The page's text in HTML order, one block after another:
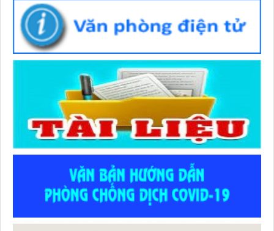
Số :1982 /QĐ-BYT
Tên :QUYẾT ĐỊNH Ban hành “Hướng dẫn chuyên môn các
biện pháp thực hiện dinh dưỡng trong phòng bệnh”
Thời gian đăng: 07/07/2026
lượt xem: 259 | lượt tải:81
1983 /QĐ-BYT
QUYẾT ĐỊNH Ban hành “Hướng dẫn kiểm soát yếu tố
nguy cơ, người có yếu tố nguy cơ, người mắc bệnh không lây
nhiễm tại cộng đồng”
Thời gian đăng: 07/07/2026
lượt xem: 268 | lượt tải:101
2710 / QĐ-UBND
QUYẾT ĐỊNH Ban hành Thể lệ Hội thi Sáng tạo Kỹ
thuật tỉnh lần thứ I (2026-2027)
Thời gian đăng: 02/07/2026
lượt xem: 54 | lượt tải:47